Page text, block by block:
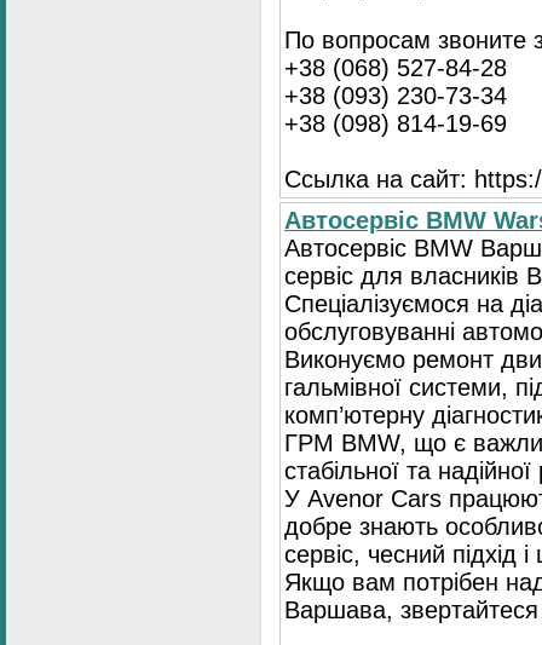
По вопросам звоните
+38 (068) 527-84-28
+38 (093) 230-73-34
+38 (098) 814-19-69
Ссылка на сайт:
Автосервіс BMW
Автосервіс BMW
сервіс для власників
Спеціалізуємося на
обслуговуванні
Виконуємо ремонт
гальмівної системи,
комп’ютерну
ГРМ BMW, що є
стабільної та
У Avenor Cars
добре знають
сервіс, чесний підхід
Якщо вам потрібен
Варшава,